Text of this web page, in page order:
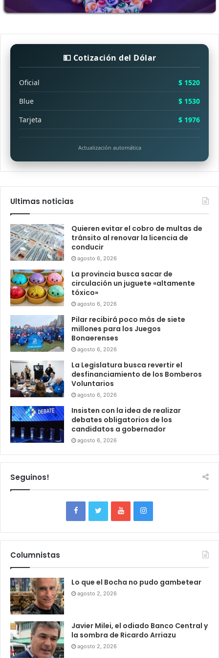
💵 Cotización del Dólar
Oficial
$ 1520
Blue
$ 1530
Tarjeta
$ 1976
Actualización automática
Ultimas noticias
Quieren evitar el cobro de multas de
tránsito al renovar la licencia de
conducir
agosto 6, 2026
La provincia busca sacar de
circulación un juguete «altamente
tóxico»
agosto 6, 2026
Pilar recibirá poco más de siete
millones para los Juegos
Bonaerenses
agosto 6, 2026
La Legislatura busca revertir el
desfinanciamiento de los Bomberos
Voluntarios
agosto 6, 2026
Insisten con la idea de realizar
debates obligatorios de los
candidatos a gobernador
agosto 6, 2026
Seguinos!
Columnistas
Lo que el Bocha no pudo gambetear
agosto 2, 2026
Javier Milei, el odiado Banco Central y
la sombra de Ricardo Arriazu
agosto 2, 2026